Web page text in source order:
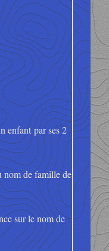
enfant par ses 2
de famille de
sur le nom de